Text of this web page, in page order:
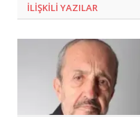
ILIŞKILI YAZILAR